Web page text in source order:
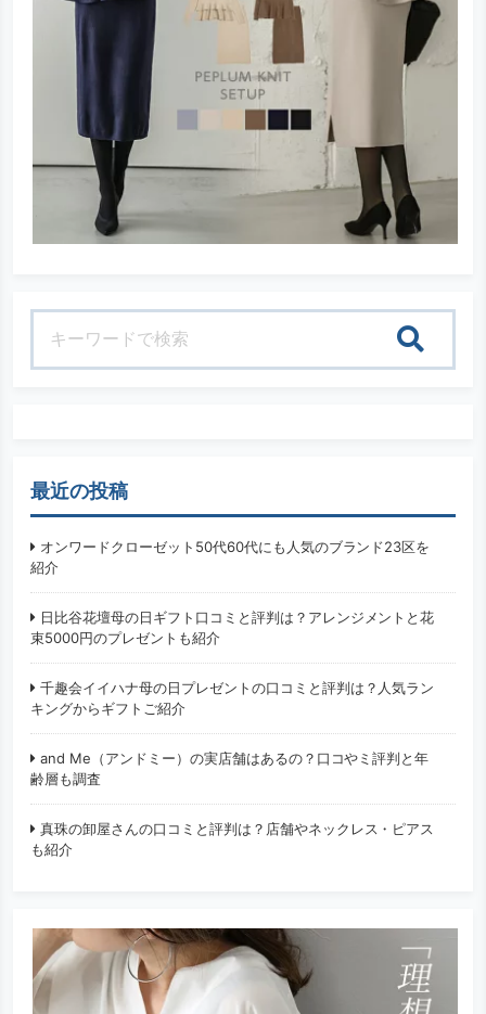
最近の投稿
オンワードクローゼット50代60代にも人気のブランド23区を
紹介
日比谷花壇母の日ギフト口コミと評判は？アレンジメントと花
束5000円のプレゼントも紹介
千趣会イイハナ母の日プレゼントの口コミと評判は？人気ラン
キングからギフトご紹介
and Me（アンドミー）の実店舗はあるの？口コやミ評判と年
齢層も調査
真珠の卸屋さんの口コミと評判は？店舗やネックレス・ピアス
も紹介